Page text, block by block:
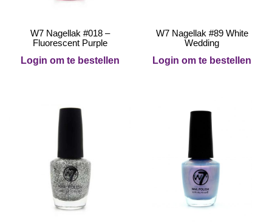
W7 Nagellak #018 –
Fluorescent Purple
Login om te bestellen
W7 Nagellak #89 White
Wedding
Login om te bestellen